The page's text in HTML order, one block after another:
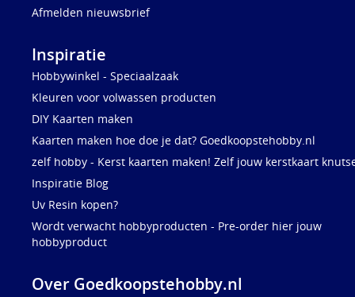
Afmelden nieuwsbrief
Inspiratie
Hobbywinkel - Speciaalzaak
Kleuren voor volwassen producten
DIY Kaarten maken
Kaarten maken hoe doe je dat? Goedkoopstehobby.nl
zelf hobby - Kerst kaarten maken! Zelf jouw kerstkaart
Inspiratie Blog
Uv Resin kopen?
Wordt verwacht hobbyproducten - Pre-order hier jouw
hobbyproduct
Over Goedkoopstehobby.nl